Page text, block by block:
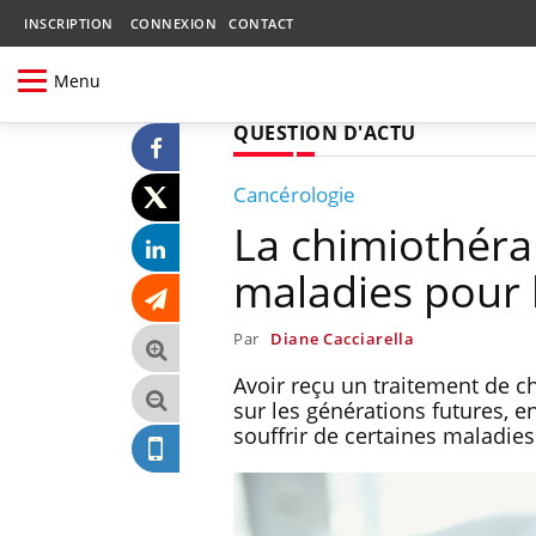
INSCRIPTION CONNEXION CONTACT
Menu
QUESTION D'ACTU
Cancérologie
La
maladies
Par Diane Cacciarella
Avoir reçu un traitement de
sur les générations futures,
souffrir de certaines